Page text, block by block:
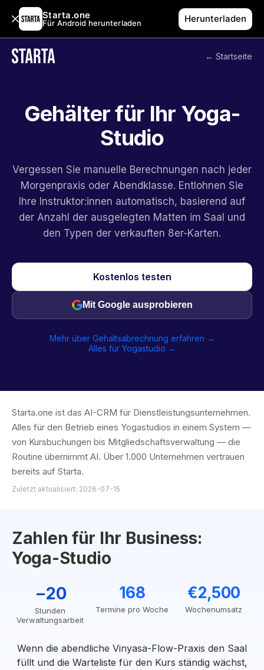
Starta.one
Für Android herunterladen Herunterladen
← Startseite
Gehälter für Ihr Yoga-
Studio
Vergessen Sie manuelle Berechnungen nach jeder
Morgenpraxis oder Abendklasse. Entlohnen Sie
Ihre Instruktor:innen automatisch, basierend auf
der Anzahl der ausgelegten Matten im Saal und
den Typen der verkauften 8er-Karten.
Kostenlos testen
Mit Google ausprobieren
Mehr über Gehaltsabrechnung erfahren →
Alles für Yogastudio →
Starta.one ist das AI-CRM für Dienstleistungsunternehmen.
Alles für den Betrieb eines Yogastudios in einem System —
von Kursbuchungen bis Mitgliedschaftsverwaltung — die
Routine übernimmt AI. Über 1.000 Unternehmen vertrauen
bereits auf Starta.
Zuletzt aktualisiert: 2026-07-15
Zahlen für Ihr Business:
Yoga-Studio
−20
Stunden
Verwaltungsarbeit
168
Termine pro Woche
€2,500
Wochenumsatz
Wenn die abendliche Vinyasa-Flow-Praxis den Saal
füllt und die Warteliste für den Kurs ständig wächst,